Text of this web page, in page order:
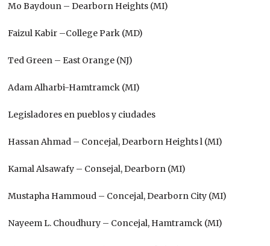
Mo Baydoun – Dearborn Heights (MI)
Faizul Kabir –College Park (MD)
Ted Green – East Orange (NJ)
Adam Alharbi-Hamtramck (MI)
Legisladores en pueblos y ciudades
Hassan Ahmad – Concejal, Dearborn Heights l (MI)
Kamal Alsawafy – Consejal, Dearborn (MI)
Mustapha Hammoud – Concejal, Dearborn City (MI)
Nayeem L. Choudhury – Concejal, Hamtramck (MI)